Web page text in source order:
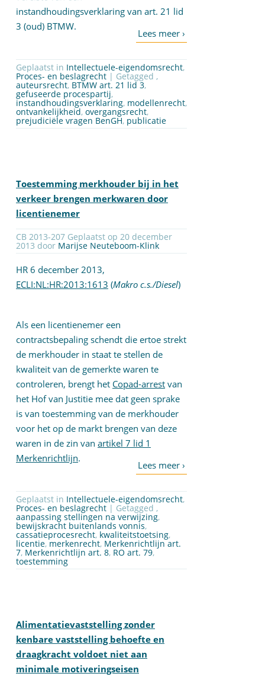
instandhoudingsverklaring van art. 21 lid
3 (oud) BTMW.
Geplaatst in Intellectuele-eigendomsrecht,
Proces- en beslagrecht | Getagged ,
auteursrecht, BTMW art. 21 lid 3,
gefuseerde procespartij,
instandhoudingsverklaring, modellenrecht,
ontvankelijkheid, overgangsrecht,
prejudiciële vragen BenGH, publicatie
Toestemming merkhouder bij in het
verkeer brengen merkwaren door
licentienemer
CB 2013-207 Geplaatst op 20 december
2013 door Marijse Neuteboom-Klink
HR 6 december 2013,
ECLI:NL:HR:2013:1613 (Makro c.s./Diesel)
Als een licentienemer een
contractsbepaling schendt die ertoe strekt
de merkhouder in staat te stellen de
kwaliteit van de gemerkte waren te
controleren, brengt het Copad-arrest van
het Hof van Justitie mee dat geen sprake
is van toestemming van de merkhouder
voor het op de markt brengen van deze
waren in de zin van artikel 7 lid 1
Merkenrichtlijn.
Geplaatst in Intellectuele-eigendomsrecht,
Proces- en beslagrecht | Getagged ,
aanpassing stellingen na verwijzing,
bewijskracht buitenlands vonnis,
cassatieprocesrecht, kwaliteitstoetsing,
licentie,merkenrecht, Merkenrichtlijn art.
7, Merkenrichtlijn art. 8, RO art. 79,
toestemming
Alimentatievaststelling zonder
kenbare vaststelling behoefte en
draagkracht voldoet niet aan
minimale motiveringseisen